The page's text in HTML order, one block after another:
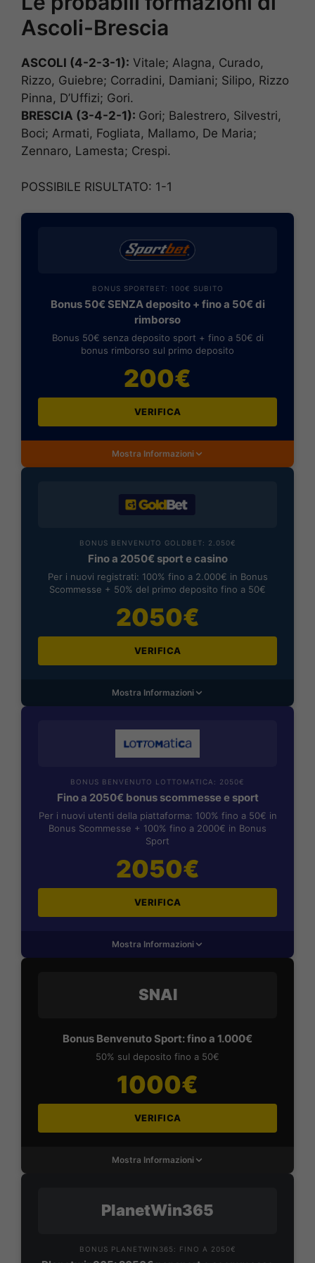
Ascoli-Brescia
ASCOLI (4-2-3-1): Vitale; Alagna, Curado,
Rizzo, Guiebre; Corradini, Damiani; Silipo, Rizzo
Pinna, D’Uffizi; Gori.
BRESCIA (3-4-2-1): Gori; Balestrero, Silvestri,
Boci; Armati, Fogliata, Mallamo, De Maria;
Zennaro, Lamesta; Crespi.
POSSIBILE RISULTATO: 1-1
BONUS SPORTBET: 100€ SUBITO
Bonus 50€ SENZA deposito + fino a 50€ di
rimborso
Bonus 50€ senza deposito sport + fino a 50€ di
bonus rimborso sul primo deposito
200€
VERIFICA
Mostra Informazioni
BONUS BENVENUTO GOLDBET: 2.050€
Fino a 2050€ sport e casino
Per i nuovi registrati: 100% fino a 2.000€ in Bonus
Scommesse + 50% del primo deposito fino a 50€
2050€
VERIFICA
Mostra Informazioni
BONUS BENVENUTO LOTTOMATICA: 2050€
Fino a 2050€ bonus scommesse e sport
Per i nuovi utenti della piattaforma: 100% fino a 50€ in
Bonus Scommesse + 100% fino a 2000€ in Bonus
Sport
2050€
VERIFICA
Mostra Informazioni
SNAI
Bonus Benvenuto Sport: fino a 1.000€
50% sul deposito fino a 50€
1000€
VERIFICA
Mostra Informazioni
PlanetWin365
BONUS PLANETWIN365: FINO A 2050€